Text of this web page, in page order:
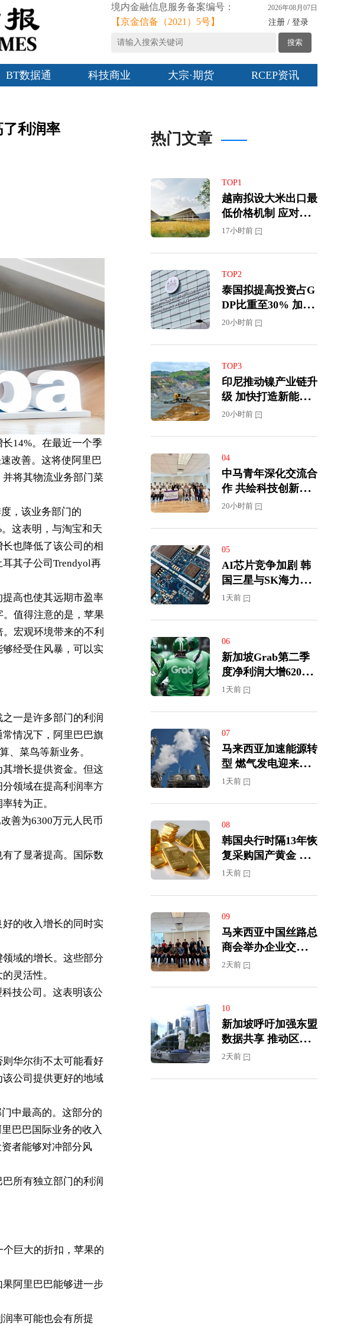
境内金融信息服务备案编号：
【京金信备（2021）5号】
2026年08月07日
注册 / 登录
搜索
BT数据通 科技商业 大宗·期货 RCEP资讯
了利润率
长14%。在最近一个季
速改善。这将使阿里巴
将其物流业务部门菜
，该业务部门的
。这表明，与淘宝和天
也降低了该公司的相
其子公司 Trendyol再
高也使其远期市盈率
值得注意的是，苹果
。宏观环境带来的不利
经受住风暴，可以实
一是许多部门的利润
情况下，阿里巴巴旗
、菜鸟等新业务。
增长提供资金。但这
领域在提高利润率方
转为正。
善为6300万元人民币
了显著提高。国际数
的收入增长的同时实
域的增长。这些部分
灵活性。
技公司。这表明该公
华尔街不太可能看好
公司提供更好的地域
门中最高的。这部分的
巴巴国际业务的收入
者能够对冲部分风
所有独立部门的利润
巨大的折扣，苹果的
阿里巴巴能够进一步
率可能也会有所提
热门文章
TOP1
越南拟设大米出口最
低价格机制 应对国
际市场价格下跌压力
17小时前
TOP2
泰国拟提高投资占G
DP比重至30% 加快
迈向高收入经济体
20小时前
TOP3
印尼推动镍产业链升
级 加快打造新能源
汽车供应中心
20小时前
04
中马青年深化交流合
作 共绘科技创新新
蓝图
20小时前
05
AI芯片竞争加剧 韩
国三星与SK海力士
展开半导体人才争夺
1天前
06
新加坡Grab第二季
度净利润大增620%
上调全年营收及盈利
1天前
07
马来西亚加速能源转
型 燃气发电迎来投
资新周期
1天前
08
韩国央行时隔13年恢
复采购国产黄金 优
化外汇储备结构
1天前
09
马来西亚中国丝路总
商会举办企业交流会
推动马中经贸合作深
2天前
10
新加坡呼吁加强东盟
数据共享 推动区域
数字经济发展
2天前